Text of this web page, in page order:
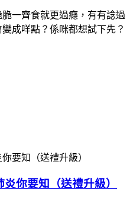
一齊食就更過癮，有有諗過
成咩點？係咪都想試下先？
你要知（送禮升級）